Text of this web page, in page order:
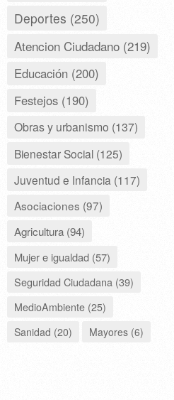
Deportes (250)
Atencion Ciudadano (219)
Educación (200)
Festejos (190)
Obras y urbanismo (137)
Bienestar Social (125)
Juventud e Infancia (117)
Asociaciones (97)
Agricultura (94)
Mujer e igualdad (57)
Seguridad Ciudadana (39)
MedioAmbiente (25)
Sanidad (20)
Mayores (6)